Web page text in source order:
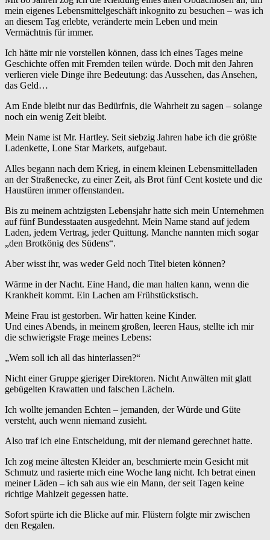
mein eigenes Lebensmittelgeschäft inkognito zu besuchen – was ich
an diesem Tag erlebte, veränderte mein Leben und mein
Vermächtnis für immer.
Ich hätte mir nie vorstellen können, dass ich eines Tages meine
Geschichte offen mit Fremden teilen würde. Doch mit den Jahren
verlieren viele Dinge ihre Bedeutung: das Aussehen, das Ansehen,
das Geld…
Am Ende bleibt nur das Bedürfnis, die Wahrheit zu sagen – solange
noch ein wenig Zeit bleibt.
Mein Name ist Mr. Hartley. Seit siebzig Jahren habe ich die größte
Ladenkette, Lone Star Markets, aufgebaut.
Alles begann nach dem Krieg, in einem kleinen Lebensmittelladen
an der Straßenecke, zu einer Zeit, als Brot fünf Cent kostete und die
Haustüren immer offenstanden.
Bis zu meinem achtzigsten Lebensjahr hatte sich mein Unternehmen
auf fünf Bundesstaaten ausgedehnt. Mein Name stand auf jedem
Laden, jedem Vertrag, jeder Quittung. Manche nannten mich sogar
„den Brotkönig des Südens“.
Aber wisst ihr, was weder Geld noch Titel bieten können?
Wärme in der Nacht. Eine Hand, die man halten kann, wenn die
Krankheit kommt. Ein Lachen am Frühstückstisch.
Meine Frau ist gestorben. Wir hatten keine Kinder.
Und eines Abends, in meinem großen, leeren Haus, stellte ich mir
die schwierigste Frage meines Lebens:
„Wem soll ich all das hinterlassen?“
Nicht einer Gruppe gieriger Direktoren. Nicht Anwälten mit glatt
gebügelten Krawatten und falschen Lächeln.
Ich wollte jemanden Echten – jemanden, der Würde und Güte
versteht, auch wenn niemand zusieht.
Also traf ich eine Entscheidung, mit der niemand gerechnet hatte.
Ich zog meine ältesten Kleider an, beschmierte mein Gesicht mit
Schmutz und rasierte mich eine Woche lang nicht. Ich betrat einen
meiner Läden – ich sah aus wie ein Mann, der seit Tagen keine
richtige Mahlzeit gegessen hatte.
Sofort spürte ich die Blicke auf mir. Flüstern folgte mir zwischen
den Regalen.